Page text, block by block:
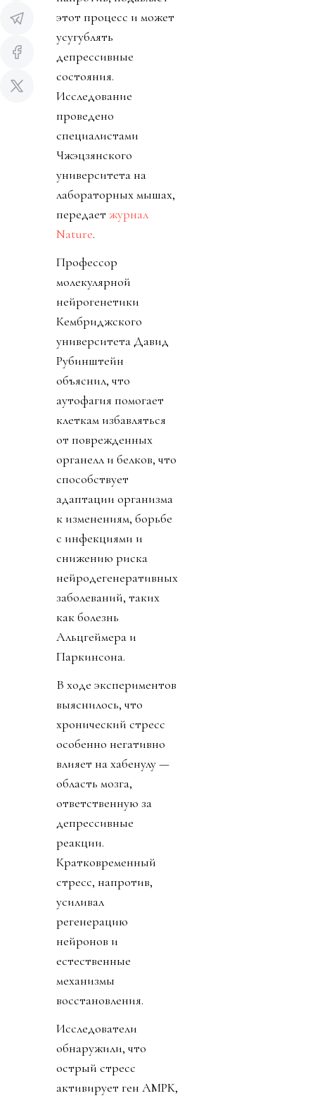
этот процесс и может
усугублять
депрессивные
состояния.
Исследование
проведено
специалистами
Чжэцзянского
университета на
лабораторных мышах,
передает журнал
Nature.
Профессор
молекулярной
нейрогенетики
Кембриджского
университета Давид
Рубинштейн
объяснил, что
аутофагия помогает
клеткам избавляться
от поврежденных
органелл и белков, что
способствует
адаптации организма
к изменениям, борьбе
с инфекциями и
снижению риска
нейродегенеративных
заболеваний, таких
как болезнь
Альцгеймера и
Паркинсона.
В ходе экспериментов
выяснилось, что
хронический стресс
особенно негативно
влияет на хабенулу —
область мозга,
ответственную за
депрессивные
реакции.
Кратковременный
стресс, напротив,
усиливал
регенерацию
нейронов и
естественные
механизмы
восстановления.
Исследователи
обнаружили, что
острый стресс
активирует ген AMPK,